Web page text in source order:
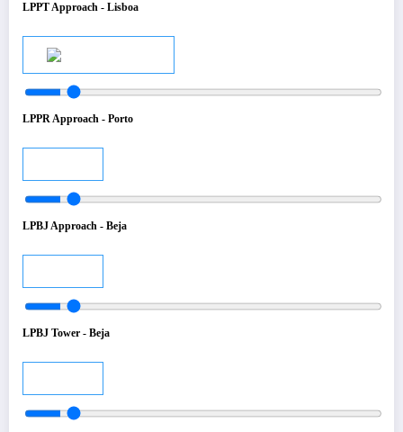
LPPT Approach - Lisboa
LPPR Approach - Porto
LPBJ Approach - Beja
LPBJ Tower - Beja